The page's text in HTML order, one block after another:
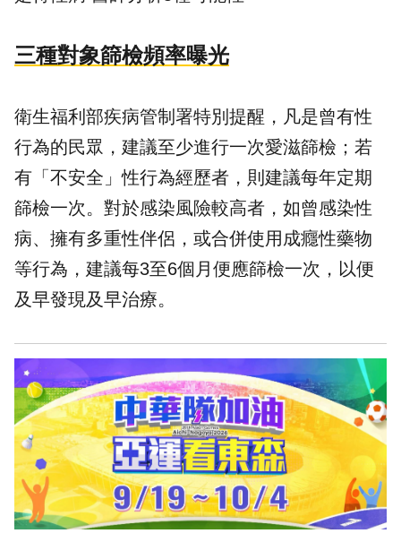
三種對象篩檢頻率曝光
衛生福利部疾病管制署特別提醒，凡是曾有性
行為的民眾，建議至少進行一次愛滋篩檢；若
有「不安全」性行為經歷者，則建議每年定期
篩檢一次。對於感染風險較高者，如曾感染性
病、擁有多重性伴侶，或合併使用成癮性藥物
等行為，建議每3至6個月便應篩檢一次，以便
及早發現及早治療。